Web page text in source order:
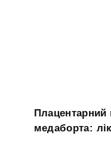
Плацентарний
медаборта: